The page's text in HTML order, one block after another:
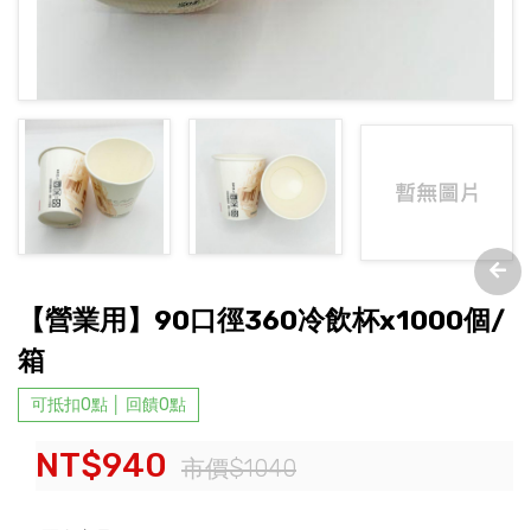
【營業用】90口徑360冷飲杯x1000個/
箱
可抵扣0點 │ 回饋0點
NT$940 市價$1040